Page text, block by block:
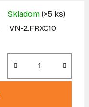
Skladom (>5 ks)
VN-2.FRXC10